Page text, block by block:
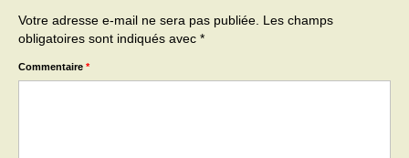
Votre adresse e-mail ne sera pas publiée. Les champs
obligatoires sont indiqués avec *
Commentaire *